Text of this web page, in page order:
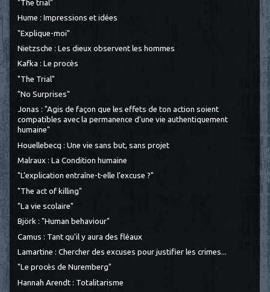
"The trial"
Hume : Impressions et idées
"Explique-moi"
Nietzsche : Les dieux observent les hommes
Kafka : Le procès
"The Trial"
"No Surprises"
Jonas : "Agis de façon que les effets de ton action soient
compatibles avec la permanence d’une vie authentiquement
humaine"
Houellebecq : Une vie sans but, sans projet
Malraux : La Condition humaine
"L’explication entraîne-t-elle l’excuse ?"
"The act of killing"
"La vie scolaire"
Björk : "Human behaviour"
Camus : Tant qu'il y aura des fléaux
Lamartine : Chercher des excuses pour justifier les crimes...
"Le procès de Nuremberg"
Hannah Arendt : Totalitarisme